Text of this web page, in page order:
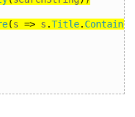
(s => s .Title. Contains